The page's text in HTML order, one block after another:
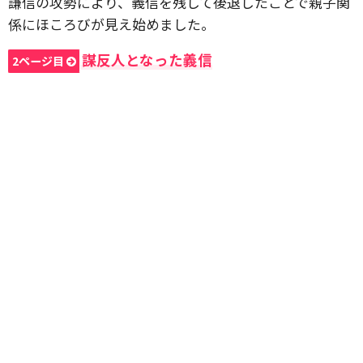
係にほころびが見え始めました。
2ページ目 謀反人となった義信